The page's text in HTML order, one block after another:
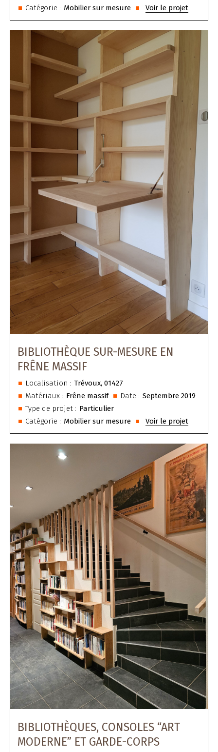
Catégorie : Mobilier sur mesure Voir le projet
BIBLIOTHÈQUE SUR-MESURE EN
FRÊNE MASSIF
Localisation : Trévoux, 01427
Matériaux : Frêne massif Date : Septembre 2019
Type de projet : Particulier
Catégorie : Mobilier sur mesure Voir le projet
BIBLIOTHÈQUES, CONSOLES “ART
MODERNE” ET GARDE-CORPS